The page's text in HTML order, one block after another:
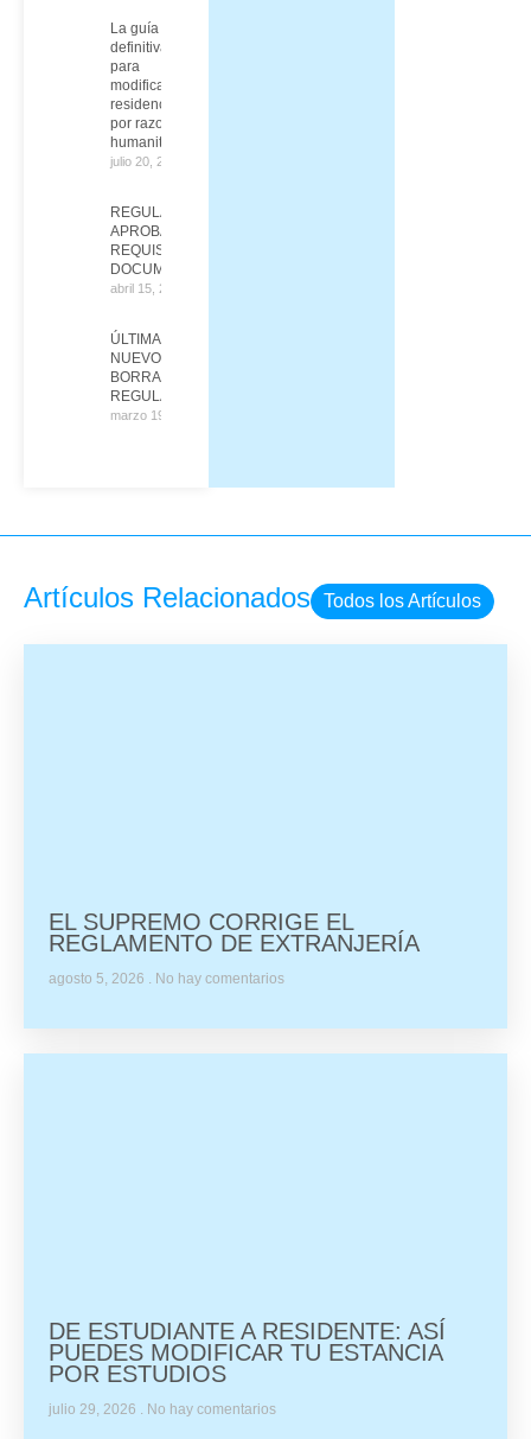
La guía
definitiva
para
modificar tu
residencia
por razones
humanitarias
julio 20, 2026
REGULARIZACIÓN
APROBADA:
REQUISITOS Y
DOCUMENTOS
abril 15, 2026
ÚLTIMA HORA:
NUEVO
BORRADOR DE LA
REGULARIZACIÓN
marzo 19, 2026
Artículos Relacionados Todos los Artículos
EL SUPREMO CORRIGE EL
REGLAMENTO DE EXTRANJERÍA
agosto 5, 2026 No hay comentarios
DE ESTUDIANTE A RESIDENTE: ASÍ
PUEDES MODIFICAR TU ESTANCIA
POR ESTUDIOS
julio 29, 2026 No hay comentarios